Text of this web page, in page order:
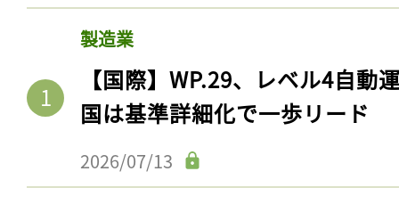
製造業
【国際】WP.29、レベル4自動
国は基準詳細化で一歩リード
2026/07/13